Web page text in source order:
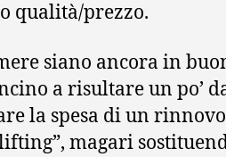
qualità/prezzo.
siano ancora in
a risultare un po’
la spesa di un
magari